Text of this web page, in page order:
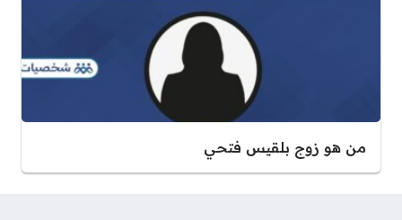
من هو زوج بلقيس فتحي